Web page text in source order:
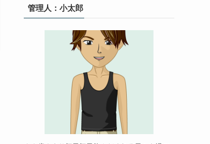
管理人：小太郎